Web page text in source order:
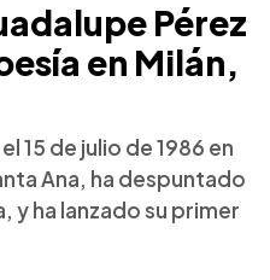
Pérez
en Milán,
15 de julio de 1986 en
Ana, ha despuntado
y ha lanzado su primer